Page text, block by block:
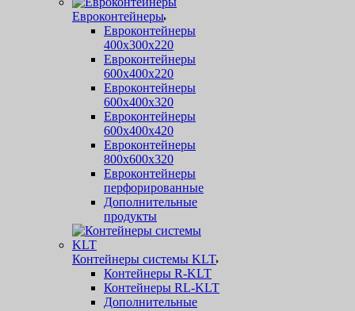
Евроконтейнеры
Евроконтейнеры
400х300х220
Евроконтейнеры
600х400х220
Евроконтейнеры
600х400х320
Евроконтейнеры
600х400х420
Евроконтейнеры
800х600х320
Евроконтейнеры
перфорированные
Дополнительные
продукты
Контейнеры системы KLT
Контейнеры R-KLT
Контейнеры RL-KLT
Дополнительные